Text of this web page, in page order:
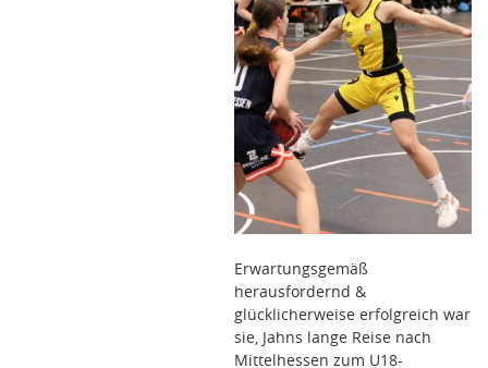
Erwartungsgemäß
herausfordernd &
glücklicherweise erfolgreich war
sie, Jahns lange Reise nach
Mittelhessen zum U18-